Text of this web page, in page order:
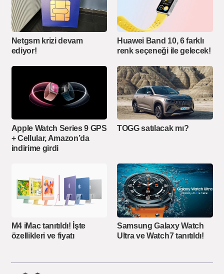
Netgsm krizi devam
ediyor!
Huawei Band 10, 6 farklı
renk seçeneği ile gelecek!
Apple Watch Series 9 GPS
+ Cellular, Amazon’da
indirime girdi
TOGG satılacak mı?
M4 iMac tanıtıldı! İşte
özellikleri ve fiyatı
Samsung Galaxy Watch
Ultra ve Watch7 tanıtıldı!